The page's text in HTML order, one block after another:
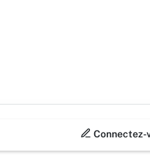
Connectez-